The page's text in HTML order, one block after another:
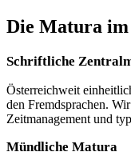
Die Matura
Schriftliche
Österreichweit
den Fremdsprachen.
Zeitmanagement und
Mündliche Matura